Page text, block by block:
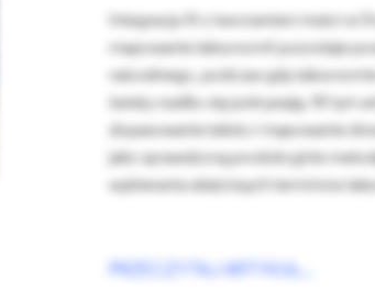
Integracja AI z tworzeniem treści w
mapowanie taksonomii pozostaje
naturalnego, podczas gdy
światy rzadko się pokrywają. W tym
dopasowanie tekstu i mapowanie
jako sprawdzoną produkcyjnie
wybierania właściwych terminów
PRZECZYTAJ ARTYKUŁ...